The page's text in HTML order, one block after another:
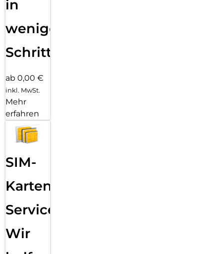
in
wenigen
Schritten
ab 0,00 €
inkl. MwSt.
Mehr
erfahren
SIM-
Karten
Service:
Wir